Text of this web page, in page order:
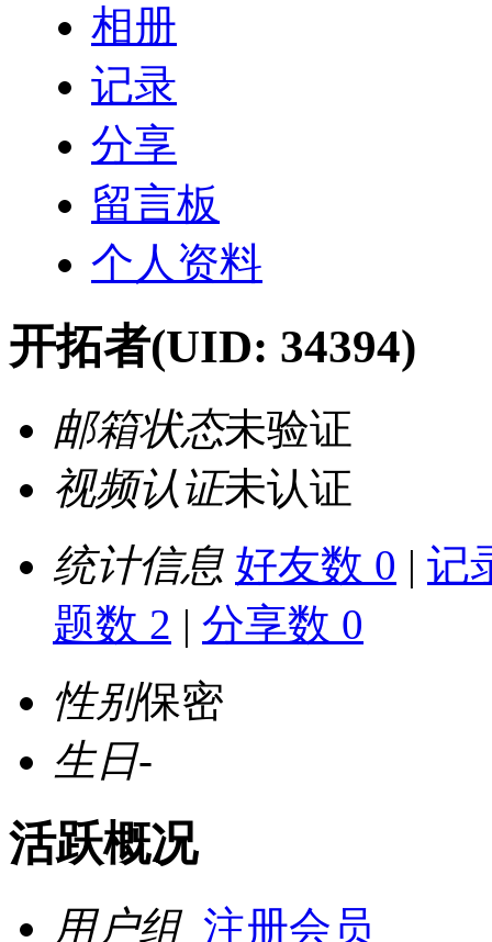
相册
记录
分享
留言板
个人资料
开拓者(UID: 34394)
邮箱状态未验证
视频认证未认证
统计信息 好友数 0 | 记
题数 2 | 分享数 0
性别保密
生日-
活跃概况
用户组 注册会员